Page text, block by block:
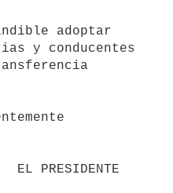
adoptar
y conducentes